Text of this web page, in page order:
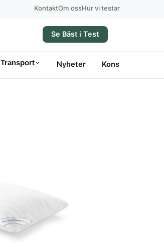
KontaktOm ossHur vi testar
Se Bäst i Test
Transport Nyheter